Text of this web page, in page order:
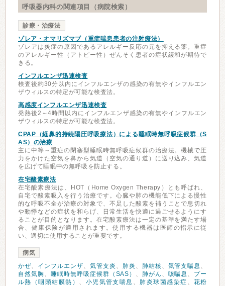
呼吸器内科の関連項目（病院検索）
診療・治療法
ゾレア・オマリズマブ（重症喘息患者の注射療法）
ゾレアは炎症の原因であるアレルギー反応の元を抑える薬。重症
のアレルギー性（アトピー性）ぜんそく患者の症状緩和が期待で
きる。
インフルエンザ迅速検査
検査後約30分以内にインフルエンザの感染の有無やインフルエン
ザウィルスの特定が可能な検査法。
高感度インフルエンザ迅速検査
発熱後2～4時間以内にインフルエンザ感染の有無やインフルエン
ザウィルスの特定が可能な検査法。
CPAP（経鼻的持続陽圧呼吸療法）による睡眠時無呼吸症候群（S
AS）の治療
主に中等～重症の閉塞型睡眠時無呼吸症候群の治療法。機械で圧
力をかけた空気を鼻から気道（空気の通り道）に送り込み、気道
を広げて睡眠中の無呼吸を防止する。
在宅酸素療法
在宅酸素療法は、HOT（Home Oxygen Therapy）とも呼ばれ、
自宅で酸素吸入を行う治療です。心臓や肺の機能低下による慢性
的な呼吸不全が治療の対象で、不足した酸素を補うことで息切れ
や動悸などの症状を和らげ、日常生活を快適に過ごせるようにす
ることが目的となります。在宅酸素療法は一定の基準を満たす場
合、健康保険が適用されます。使用する機器は医師の指示に従
い、適切に使用することが重要です。
病気
かぜ、 インフルエンザ、 気管支炎 、 肺炎 、 肺結核、 気管支喘息 、
自然気胸 、 睡眠時無呼吸症候群（SAS） 、 肺がん 、 咳喘息 、 プー
ル熱（咽頭結膜熱） 、 小児気管支喘息 、 肺炎球菌感染症 、 花粉